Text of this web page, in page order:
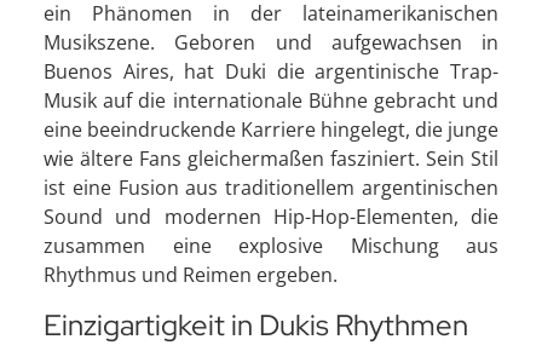
ein Phänomen in der lateinamerikanischen
Musikszene. Geboren und aufgewachsen in
Buenos Aires, hat Duki die argentinische Trap-
Musik auf die internationale Bühne gebracht und
eine beeindruckende Karriere hingelegt, die junge
wie ältere Fans gleichermaßen fasziniert. Sein Stil
ist eine Fusion aus traditionellem argentinischen
Sound und modernen Hip-Hop-Elementen, die
zusammen eine explosive Mischung aus
Rhythmus und Reimen ergeben.
Einzigartigkeit in Dukis Rhythmen